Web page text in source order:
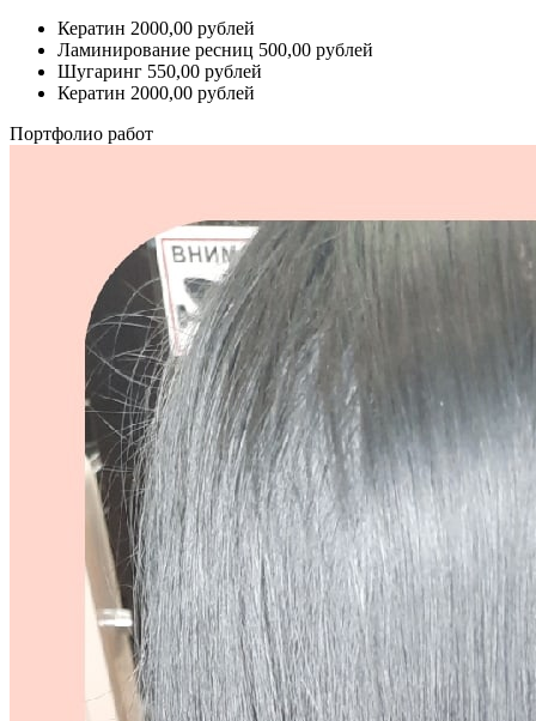
Кератин 2000,00 рублей
Ламинирование ресниц 500,00 рублей
Шугаринг 550,00 рублей
Кератин 2000,00 рублей
Портфолио работ